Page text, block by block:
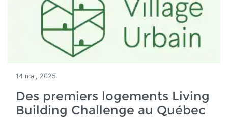
14 mai, 2025
Des premiers logements Living
Building Challenge au Québec